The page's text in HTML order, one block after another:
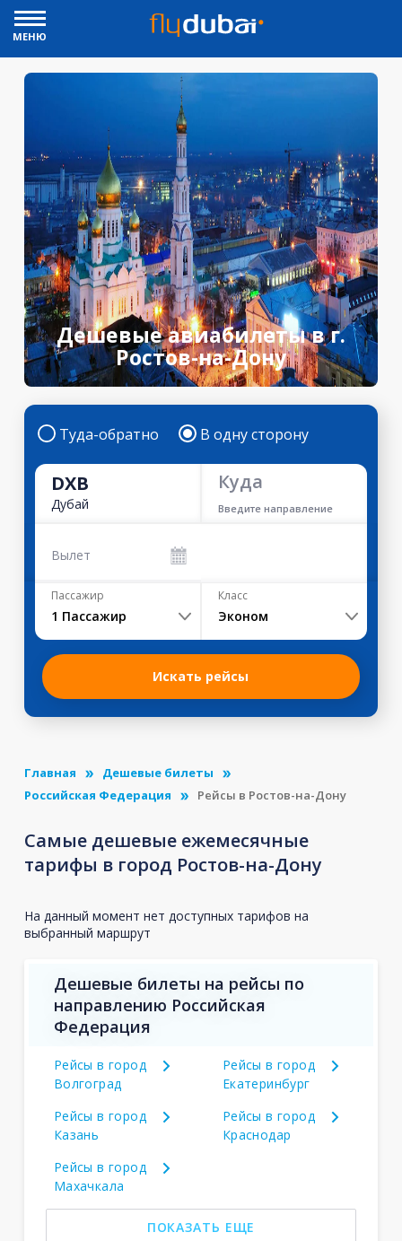
МЕНЮ
Дешевые авиабилеты в г.
Ростов-на-Дону
Туда-обратно В одну сторону
DXB
Дубай
Куда
Введите направление
Вылет
Пассажир
1 Пассажир
Класс
Эконом
Искать рейсы
Главная
Дешевые билеты
Российская Федерация
Рейсы в Ростов-на-Дону
Самые дешевые ежемесячные
тарифы в город Ростов-на-Дону
На данный момент нет доступных тарифов на
выбранный маршрут
Дешевые билеты на рейсы по
направлению Российская
Федерация
Рейсы в город
Волгоград
Рейсы в город
Екатеринбург
Рейсы в город
Казань
Рейсы в город
Краснодар
Рейсы в город
Махачкала
ПОКАЗАТЬ ЕЩЕ